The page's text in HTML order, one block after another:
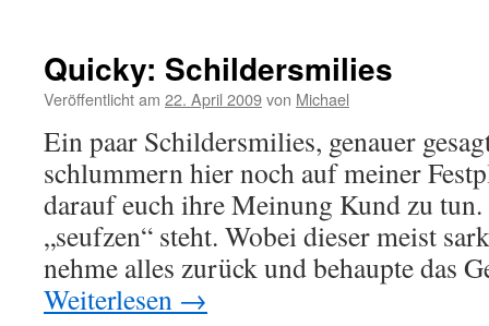
Quicky: Schildersmilies
Veröffentlicht am 22. April 2009von Michael
Ein paar Schildersmilies, genauer
schlummern hier noch auf meiner
darauf euch ihre Meinung Kund zu
„seufzen“ steht. Wobei dieser meist
nehme alles zurück und behaupte das
Weiterlesen →